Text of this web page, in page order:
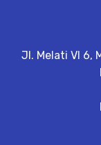
Jl. Melati VI 6,